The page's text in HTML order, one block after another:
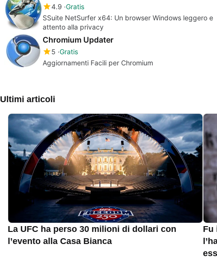
4.9 Gratis
SSuite NetSurfer x64: Un browser Windows leggero e
attento alla privacy
Chromium Updater
5 Gratis
Aggiornamenti Facili per Chromium
Ultimi articoli
La UFC ha perso 30 milioni di dollari con
l’evento alla Casa Bianca
Fu